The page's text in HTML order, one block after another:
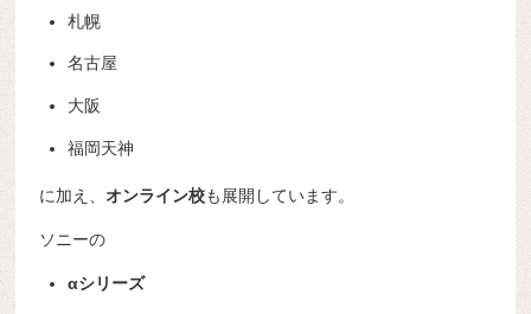
札幌
名古屋
大阪
福岡天神
に加え、オンライン校も展開しています。
ソニーの
αシリーズ